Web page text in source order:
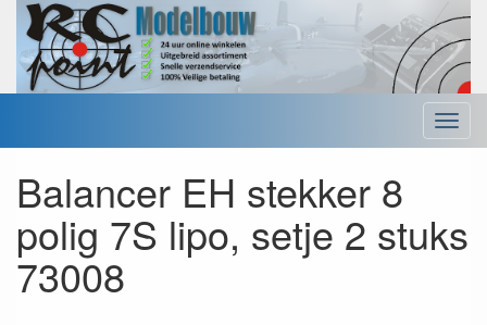
Menu
Balancer EH stekker 8
polig 7S lipo, setje 2 stuks
73008